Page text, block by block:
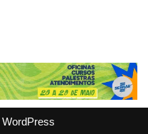
WordPress